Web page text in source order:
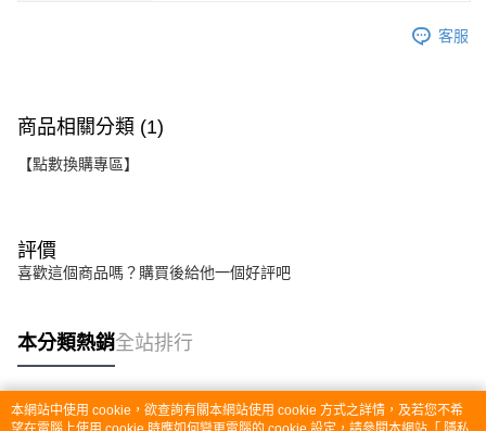
客服
商品相關分類 (1)
【點數換購專區】
評價
喜歡這個商品嗎？購買後給他一個好評吧
本分類熱銷全站排行
本網站中使用 cookie，欲查詢有關本網站使用 cookie 方式之詳情，及若您不希